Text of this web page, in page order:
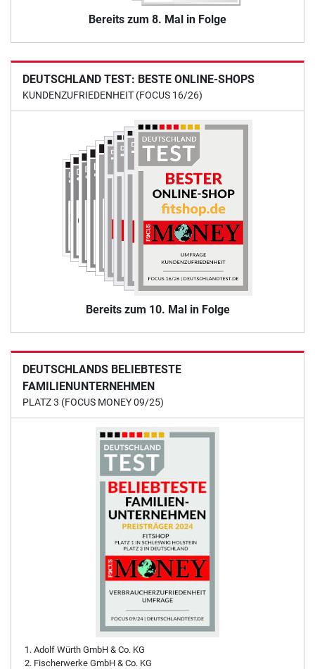
Bereits zum 8. Mal in Folge
DEUTSCHLAND TEST: BESTE ONLINE-SHOPS
KUNDENZUFRIEDENHEIT (FOCUS 16/26)
Bereits zum 10. Mal in Folge
DEUTSCHLANDS BELIEBTESTE
FAMILIENUNTERNEHMEN
PLATZ 3 (FOCUS MONEY 09/25)
Adolf Würth GmbH & Co. KG
Fischerwerke GmbH & Co. KG